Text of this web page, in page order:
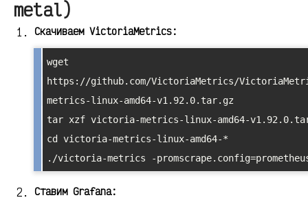
metal)
Скачиваем VictoriaMetrics:
wget
https://github.com/VictoriaMetrics/
metrics-linux-amd64-v1.92.0.tar.gz
tar xzf victoria-metrics-linux-amd64-
cd victoria-metrics-linux-amd64-*
Ставим Grafana: